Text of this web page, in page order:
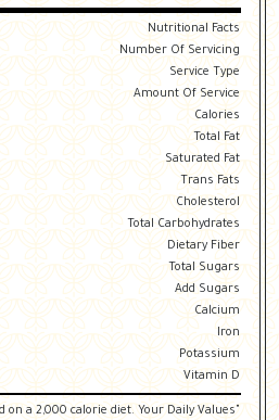
Nutritional Facts
Number Of Servicing
Service Type
Amount Of Service
Calories
Total Fat
Saturated Fat
Trans Fats
Cholesterol
Total Carbohydrates
Dietary Fiber
Total Sugars
Add Sugars
Calcium
Iron
Potassium
Vitamin D
on a 2,000 calorie diet. Your Daily Values